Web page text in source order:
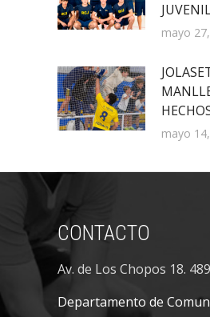
mayo
mayo
CONTACTO
Av. de Los Chopos 18.
Departamento de